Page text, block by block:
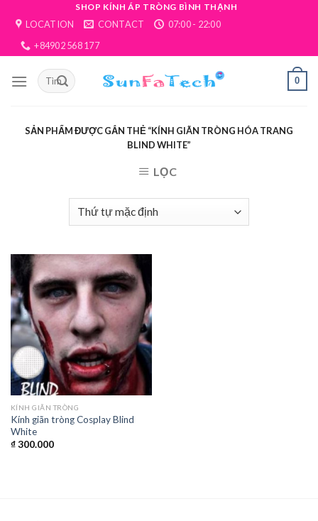
content
SHOP KÍNH ÁP TRÒNG BÌNH THẠNH
LOCATION CONTACT
07:00 - 22:00
+84902 568 177
0
SẢN PHẨM ĐƯỢC GẮN THẺ “KÍNH GIÃN TRÒNG HÓA TRANG
BLIND WHITE”
LỌC
KÍNH GIÃN TRÒNG
Kính giãn tròng Cosplay Blind
White
₫300.000